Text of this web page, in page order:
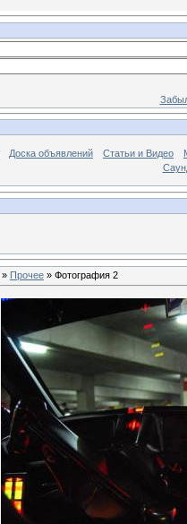
Доска объявлений Статьи и Видео
» Прочее » Фотография 2